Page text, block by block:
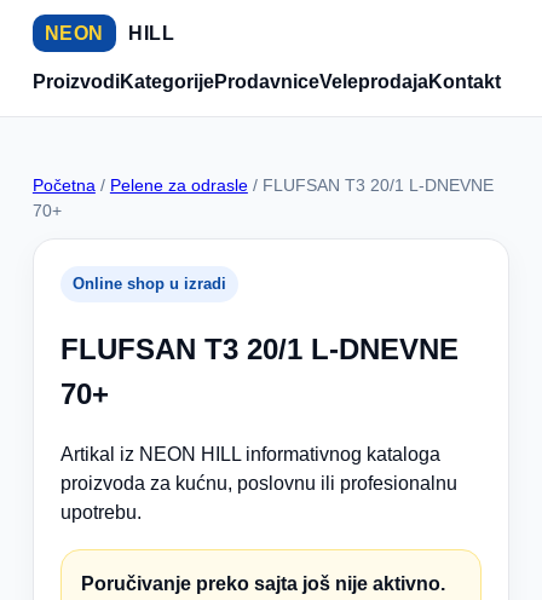
NEON HILL
ProizvodiKategorijeProdavniceVeleprodajaKontakt
Početna / Pelene za odrasle/ FLUFSAN T3 20/1 L-DNEVNE
70+
Online shop u izradi
FLUFSAN T3 20/1 L-DNEVNE
70+
Artikal iz NEON HILL informativnog kataloga
proizvoda za kućnu, poslovnu ili profesionalnu
upotrebu.
Poručivanje preko sajta još nije aktivno.